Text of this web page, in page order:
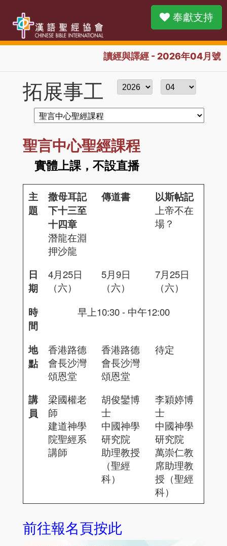
奉獻支持
讀經與譯經 - 2026年04月號
拓展事工
聖言中心聖經課程
實體上課，不設直播
主
題
撒母耳記
下十三至
十四章
潛龍在淵
押沙龍
傳道書 以斯帖記
上帝不在
場？
日
期
4月25日
（六）
5月9日
（六）
7月25日
（六）
時
間
早上10:30 - 中午12:00
地
點
香港路德
會長沙灣
頌恩堂
香港路德
會長沙灣
頌恩堂
待定
講
員
梁國權老
師
建道神學
院聖經系
講師
胡俊鑾博
士
中國神學
研究院
助理教授
（聖經
科）
李穎婷博
士
中國神學
研究院
萬崇仁教
席助理教
授（聖經
科）
前往報名頁按此